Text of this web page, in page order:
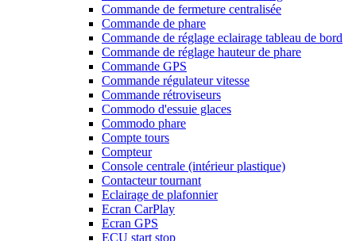
Commande de fermeture centralisée
Commande de phare
Commande de réglage eclairage tableau de bord
Commande de réglage hauteur de phare
Commande GPS
Commande régulateur vitesse
Commande rétroviseurs
Commodo d'essuie glaces
Commodo phare
Compte tours
Compteur
Console centrale (intérieur plastique)
Contacteur tournant
Eclairage de plafonnier
Ecran CarPlay
Ecran GPS
ECU start stop